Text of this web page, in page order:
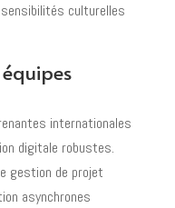
culturelles
internationales
digitale robustes.
gestion de projet
asynchrones